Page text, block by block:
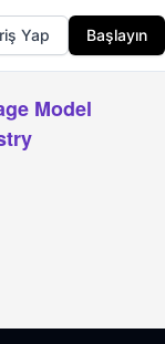
Yap Başlayın
Model